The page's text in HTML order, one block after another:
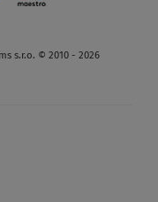
s.r.o. © 2010 - 2026